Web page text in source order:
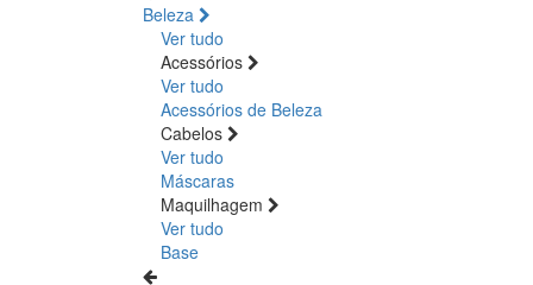
Beleza
Ver tudo
Acessórios
Ver tudo
Acessórios de Beleza
Cabelos
Ver tudo
Máscaras
Maquilhagem
Ver tudo
Base